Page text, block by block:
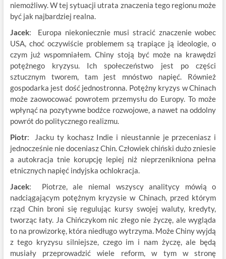
niemożliwy. W tej sytuacji utrata znaczenia tego regionu może
być jak najbardziej realna.
Jacek: Europa niekoniecznie musi stracić znaczenie wobec
USA, choć oczywiście problemem są trapiące ją ideologie, o
czym już wspomniałem. Chiny stoją być może na krawędzi
potężnego kryzysu. Ich społeczeństwo jest po części
sztucznym tworem, tam jest mnóstwo napięć. Również
gospodarka jest dość jednostronna. Potężny kryzys w Chinach
może zaowocować powrotem przemysłu do Europy. To może
wpłynąć na pozytywne bodźce rozwojowe, a nawet na oddolny
powrót do politycznego realizmu.
Piotr: Jacku ty kochasz Indie i nieustannie je przeceniasz i
jednocześnie nie doceniasz Chin. Człowiek chiński dużo zniesie
a autokracja tnie korupcję lepiej niż nieprzenikniona pełna
etnicznych napięć indyjska ochlokracja.
Jacek: Piotrze, ale niemal wszyscy analitycy mówią o
nadciągającym potężnym kryzysie w Chinach, przed którym
rząd Chin broni się regulując kursy swojej waluty, kredyty,
tworząc łaty. Ja Chińczykom nic złego nie życzę, ale wygląda
to na prowizorkę, która niedługo wytrzyma. Może Chiny wyjdą
z tego kryzysu silniejsze, czego im i nam życzę, ale będą
musiały przeprowadzić wiele reform, w tym w stronę